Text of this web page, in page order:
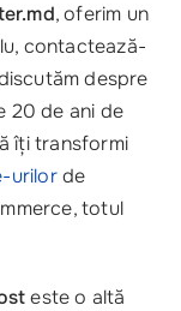
, oferim un
contactează-
despre
20 de ani de
îți transformi
urilorde
totul
este o altă